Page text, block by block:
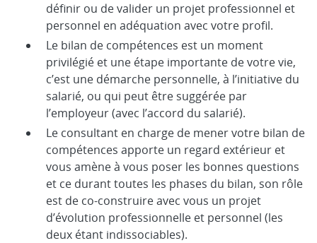
définir ou de valider un projet professionnel et
personnel en adéquation avec votre profil.
Le bilan de compétences est un moment
privilégié et une étape importante de votre vie,
c’est une démarche personnelle, à l’initiative du
salarié, ou qui peut être suggérée par
l’employeur (avec l’accord du salarié).
Le consultant en charge de mener votre bilan de
compétences apporte un regard extérieur et
vous amène à vous poser les bonnes questions
et ce durant toutes les phases du bilan, son rôle
est de co-construire avec vous un projet
d’évolution professionnelle et personnel (les
deux étant indissociables).